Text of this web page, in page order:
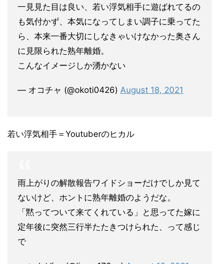
一見見た目は良い、若い浮気相手に遊ばれてるの
も気付かず、本気になってしまい調子に乗ってた
ら、本来一番大切にしなきゃいけなかった奥さん
に見限られた熟年離婚。
こんなイメージしか湧かない
— オコチャ (@okoti0426) August 18, 2021
若い浮気相手＝Youtuberのヒカル
雨上がりの解散報告ワイドショーだけでしか見て
ないけど、ホントに熟年離婚のようだな。
「黙ってついて来てくれている」と思ってた嫁に
定年後に突然三行半たたきつけられた、って感じ
で